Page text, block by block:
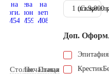
СтоликПечальная
Птица
1 шт.9.000
Доп.
Эпитафия
Крестик